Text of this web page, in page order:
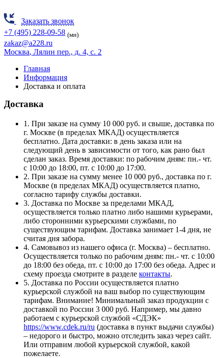
Заказать звонок
+7 (495) 228-09-58 (мн)
zakaz@a228.ru
Москва, Лялин пер., д. 4, с. 2
Главная
Информация
Доставка и оплата
Доставка
1. При заказе на сумму 10 000 руб. и свыше, доставка по
г. Москве (в пределах МКАД) осуществляется
бесплатно. Дата доставки: в день заказа или на
следующий день в зависимости от того, как рано был
сделан заказ. Время доставки: по рабочим дням: пн.- чт.
с 10:00 до 18:00, пт. с 10:00 до 17:00.
2. При заказе на сумму менее 10 000 руб., доставка по г.
Москве (в пределах МКАД) осуществляется платно,
согласно тарифу службы доставки.
3. Доставка по Москве за пределами МКАД,
осуществляется только платно либо нашими курьерами,
либо сторонними курьерскими службами, по
существующим тарифам. Доставка занимает 1-4 дня, не
считая дня забора.
4. Самовывоз из нашего офиса (г. Москва) – бесплатно.
Осуществляется только по рабочим дням: пн.- чт. с 10:00
до 18:00 без обеда, пт. с 10:00 до 17:00 без обеда. Адрес и
схему проезда смотрите в разделе контакты.
5. Доставка по России осуществляется платно
курьерской службой на ваш выбор по существующим
тарифам. Внимание! Минимальный заказ продукции с
доставкой по России 3 000 руб. Например, мы давно
работаем с курьерской службой «СДЭК»
https://www.cdek.ru/ru (доставка в пункт выдачи службы)
– недорого и быстро, можно отследить заказ через сайт.
Или отправим любой курьерской службой, какой
пожелаете.